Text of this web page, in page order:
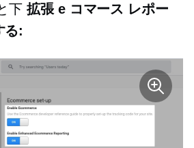
下拡張 e コマース レポー
る: